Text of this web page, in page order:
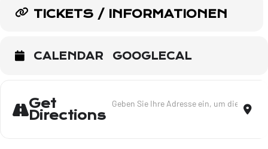
TICKETS / INFORMATIONEN
CALENDAR GOOGLECAL
Get
Directions